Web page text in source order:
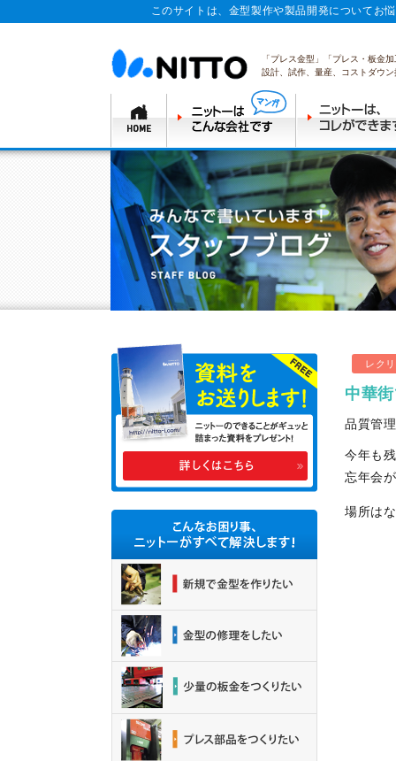
このサイトは、金型製作や製品開発についてお
「プレス金型」「プレス・板金
設計、試作、量産、コストダウ
レク
中華
品質管
今年も
忘年会
場所は